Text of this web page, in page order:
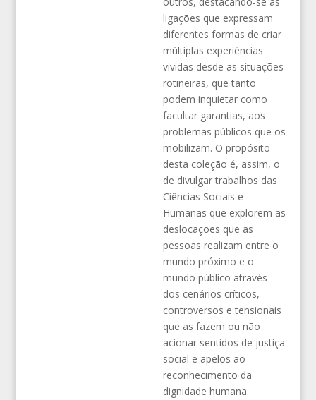
ligações que expressam
diferentes formas de criar
múltiplas experiências
vividas desde as situações
rotineiras, que tanto
podem inquietar como
facultar garantias, aos
problemas públicos que os
mobilizam. O propósito
desta coleção é, assim, o
de divulgar trabalhos das
Ciências Sociais e
Humanas que explorem as
deslocações que as
pessoas realizam entre o
mundo próximo e o
mundo público através
dos cenários críticos,
controversos e tensionais
que as fazem ou não
acionar sentidos de justiça
social e apelos ao
reconhecimento da
dignidade humana.